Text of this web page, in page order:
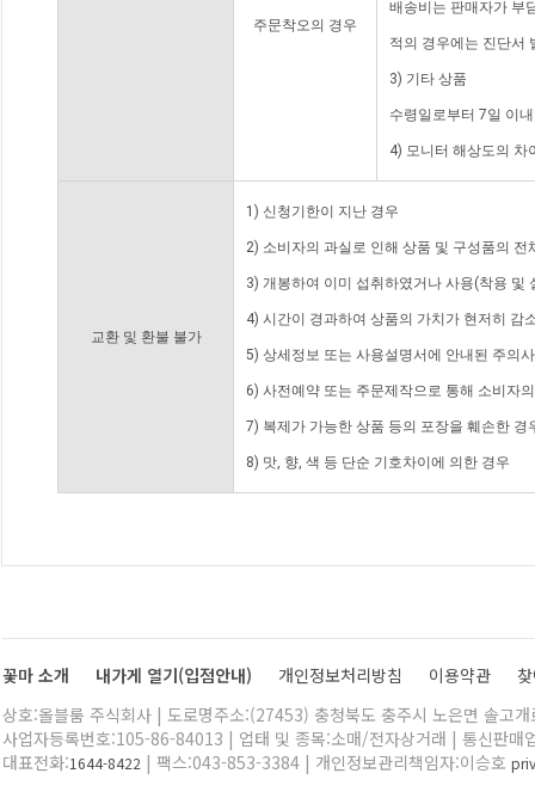
주문착오의 경우
배송비는 판매자가 부
적의 경우에는 진단서
3) 기타 상품
수령일로부터 7일 이
4) 모니터 해상도의 차
교환 및 환불 불가
1) 신청기한이 지난 경우
2) 소비자의 과실로 인해 상품 및 구성품의
3) 개봉하여 이미 섭취하였거나 사용(착용 및
4) 시간이 경과하여 상품의 가치가 현저히 감
5) 상세정보 또는 사용설명서에 안내된 주의
6) 사전예약 또는 주문제작으로 통해 소비자
7) 복제가 가능한 상품 등의 포장을 훼손한 경
8) 맛, 향, 색 등 단순 기호차이에 의한 경우
꽃마 소개 내가게 열기(입점안내) 개인정보처리방침 이용약관
상호:올블룸 주식회사 | 도로명주소:(27453) 충청북도 충주시 노은면 솔고
사업자등록번호:105-86-84013 | 업태 및 종목:소매/전자상거래 | 통신판매
대표전화:1644-8422 | 팩스:043-853-3384 | 개인정보관리책임자:이승호